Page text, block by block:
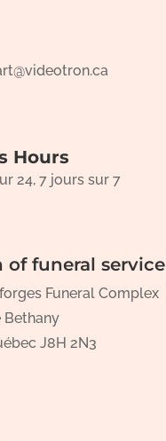
Hours
24, 7 jours sur 7
of funeral service
Funeral Complex
Bethany
J8H 2N3